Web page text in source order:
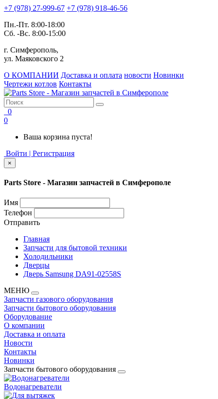
+7 (978) 27-999-67 +7 (978) 918-46-56
Пн.-Пт. 8:00-18:00
Сб. -Вс. 8:00-15:00
г. Симферополь,
ул. Маяковского 2
О КОМПАНИИ Доставка и оплата новости Новинки
Чертежи котлов Контакты
0
0
Ваша корзина пуста!
Войти | Регистрация
×
Parts Store - Магазин запчастей в Симферополе
Имя
Телефон
Отправить
Главная
Запчасти для бытовой техники
Холодильники
Дверцы
Дверь Samsung DA91-02558S
МЕНЮ
Запчасти газового оборудования
Запчасти бытового оборудования
Оборудование
О компании
Доставка и оплата
Новости
Контакты
Новинки
Запчасти бытового оборудования
Водонагреватели